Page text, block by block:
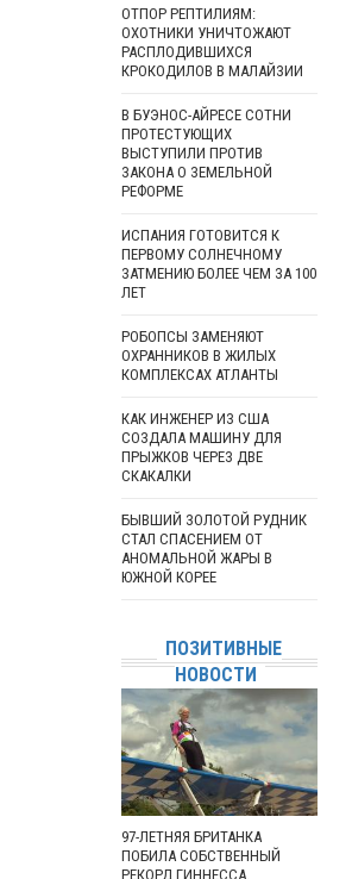
ОТПОР РЕПТИЛИЯМ:
ОХОТНИКИ УНИЧТОЖАЮТ
РАСПЛОДИВШИХСЯ
КРОКОДИЛОВ В МАЛАЙЗИИ
В БУЭНОС-АЙРЕСЕ СОТНИ
ПРОТЕСТУЮЩИХ
ВЫСТУПИЛИ ПРОТИВ
ЗАКОНА О ЗЕМЕЛЬНОЙ
РЕФОРМЕ
ИСПАНИЯ ГОТОВИТСЯ К
ПЕРВОМУ СОЛНЕЧНОМУ
ЗАТМЕНИЮ БОЛЕЕ ЧЕМ ЗА 100
ЛЕТ
РОБОПСЫ ЗАМЕНЯЮТ
ОХРАННИКОВ В ЖИЛЫХ
КОМПЛЕКСАХ АТЛАНТЫ
КАК ИНЖЕНЕР ИЗ США
СОЗДАЛА МАШИНУ ДЛЯ
ПРЫЖКОВ ЧЕРЕЗ ДВЕ
СКАКАЛКИ
БЫВШИЙ ЗОЛОТОЙ РУДНИК
СТАЛ СПАСЕНИЕМ ОТ
АНОМАЛЬНОЙ ЖАРЫ В
ЮЖНОЙ КОРЕЕ
ПОЗИТИВНЫЕ
НОВОСТИ
97-ЛЕТНЯЯ БРИТАНКА
ПОБИЛА СОБСТВЕННЫЙ
РЕКОРД ГИННЕССА,